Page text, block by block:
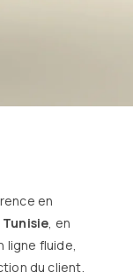
en
, en
ligne fluide,
du client.